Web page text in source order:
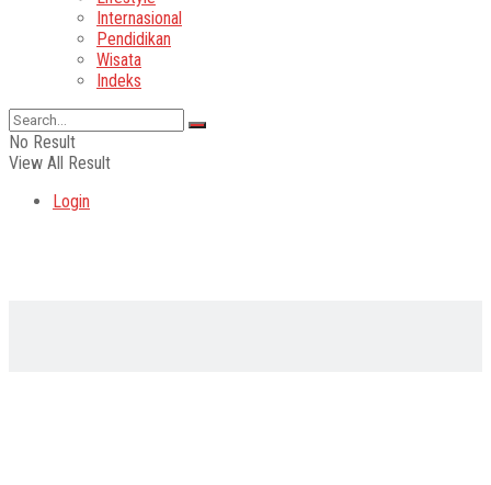
Internasional
Pendidikan
Wisata
Indeks
No Result
View All Result
Login